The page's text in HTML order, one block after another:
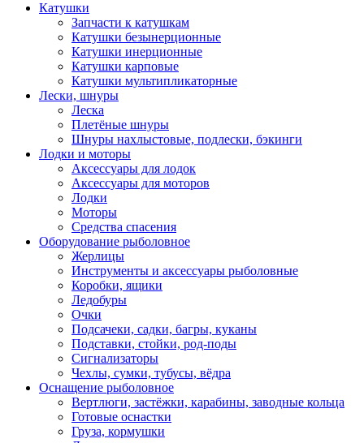
Катушки
Запчасти к катушкам
Катушки безынерционные
Катушки инерционные
Катушки карповые
Катушки мультипликаторные
Лески, шнуры
Леска
Плетёные шнуры
Шнуры нахлыстовые, подлески, бэкинги
Лодки и моторы
Аксессуары для лодок
Аксессуары для моторов
Лодки
Моторы
Средства спасения
Оборудование рыболовное
Жерлицы
Инструменты и аксессуары рыболовные
Коробки, ящики
Ледобуры
Очки
Подсачеки, садки, багры, куканы
Подставки, стойки, род-поды
Сигнализаторы
Чехлы, сумки, тубусы, вёдра
Оснащение рыболовное
Вертлюги, застёжки, карабины, заводные кольца
Готовые оснастки
Груза, кормушки